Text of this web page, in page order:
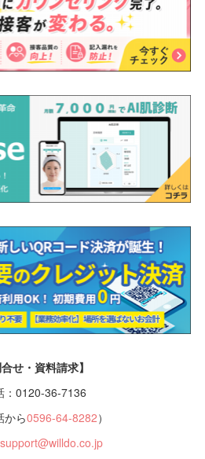
合せ・資料請求】
：0120-36-7136
から0596-64-8282）
support@willdo.co.jp